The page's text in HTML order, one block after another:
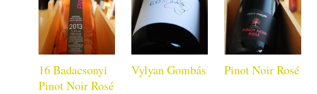
16 Badacsonyi
Pinot Noir Rosé
Vylyan Gombás Pinot Noir Rosé